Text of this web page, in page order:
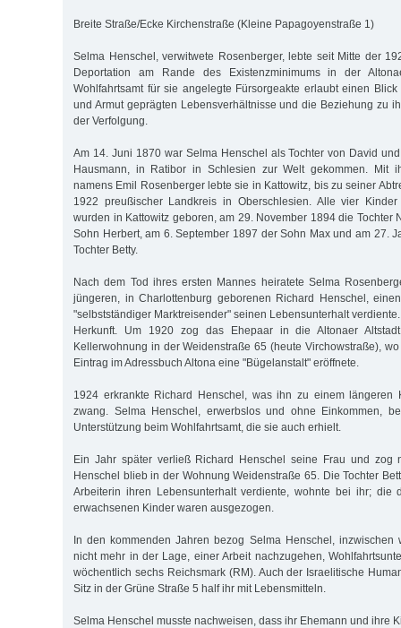
Breite Straße/Ecke Kirchenstraße (Kleine Papagoyenstraße 1)
Selma Henschel, verwitwete Rosenberger, lebte seit Mitte der
Deportation am Rande des Existenzminimums in der
Wohlfahrtsamt für sie angelegte Fürsorgeakte erlaubt einen
und Armut geprägten Lebensverhältnisse und die Beziehung zu
der Verfolgung.
Am 14. Juni 1870 war Selma Henschel als Tochter von David
Hausmann, in Ratibor in Schlesien zur Welt gekommen. Mit
namens Emil Rosenberger lebte sie in Kattowitz, bis zu seiner
1922 preußischer Landkreis in Oberschlesien. Alle vier
wurden in Kattowitz geboren, am 29. November 1894 die Tochter
Sohn Herbert, am 6. September 1897 der Sohn Max und am 27.
Tochter Betty.
Nach dem Tod ihres ersten Mannes heiratete Selma
jüngeren, in Charlottenburg geborenen Richard Henschel,
"selbstständiger Marktreisender" seinen Lebensunterhalt
Herkunft. Um 1920 zog das Ehepaar in die Altonaer
Kellerwohnung in der Weidenstraße 65 (heute Virchowstraße),
Eintrag im Adressbuch Altona eine "Bügelanstalt" eröffnete.
1924 erkrankte Richard Henschel, was ihn zu einem längeren
zwang. Selma Henschel, erwerbslos und ohne Einkommen,
Unterstützung beim Wohlfahrtsamt, die sie auch erhielt.
Ein Jahr später verließ Richard Henschel seine Frau und zog
Henschel blieb in der Wohnung Weidenstraße 65. Die Tochter
Arbeiterin ihren Lebensunterhalt verdiente, wohnte bei ihr; die
erwachsenen Kinder waren ausgezogen.
In den kommenden Jahren bezog Selma Henschel, inzwischen
nicht mehr in der Lage, einer Arbeit nachzugehen,
wöchentlich sechs Reichsmark (RM). Auch der Israelitische
Sitz in der Grüne Straße 5 half ihr mit Lebensmitteln.
Selma Henschel musste nachweisen, dass ihr Ehemann und ihre